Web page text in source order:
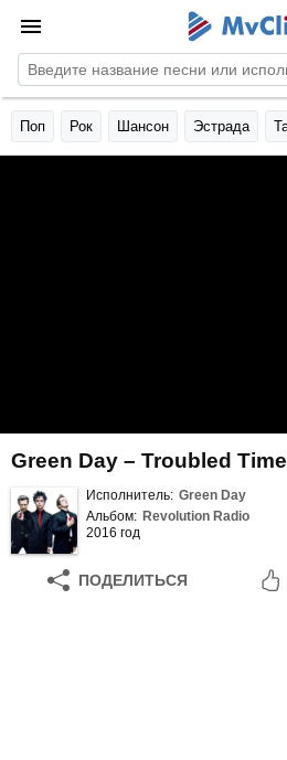
Поп Рок Шансон Эстрада
Green Day – Troubled
Исполнитель: Green Day
Альбом: Revolution Radio
2016 год
ПОДЕЛИТЬСЯ